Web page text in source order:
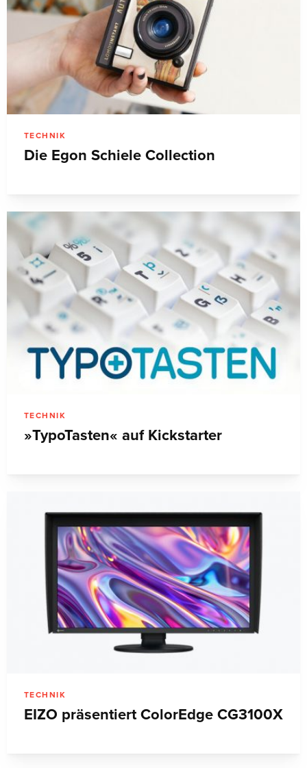
TECHNIK
Die Egon Schiele Collection
TECHNIK
»TypoTasten« auf Kickstarter
TECHNIK
EIZO präsentiert ColorEdge CG3100X